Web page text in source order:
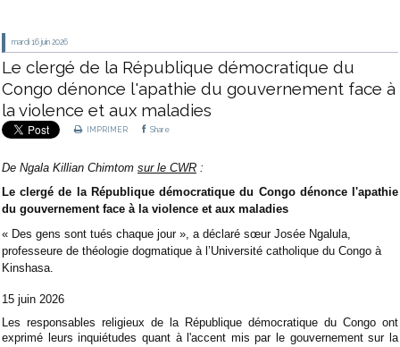
mardi 16 juin 2026
Le clergé de la République démocratique du
Congo dénonce l'apathie du gouvernement face à
la violence et aux maladies
IMPRIMER Share
De Ngala Killian Chimtom sur le CWR :
Le clergé de la République démocratique du Congo dénonce l'apathie
du gouvernement face à la violence et aux maladies
« Des gens sont tués chaque jour », a déclaré sœur Josée Ngalula,
professeure de théologie dogmatique à l’Université catholique du Congo à
Kinshasa.
15 juin 2026
Les responsables religieux de la République démocratique du Congo ont
exprimé leurs inquiétudes quant à l'accent mis par le gouvernement sur la